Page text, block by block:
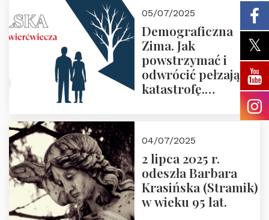
05/07/2025
Demograficzna
Zima. Jak
powstrzymać i
odwrócić pełzającą
katastrofę.
pierwsze spotkanie
Nowego
Ćwierćwiecza”
04/07/2025
2 lipca 2025 r.
odeszła Barbara
Krasińska (Stramik)
w wieku 95 lat.